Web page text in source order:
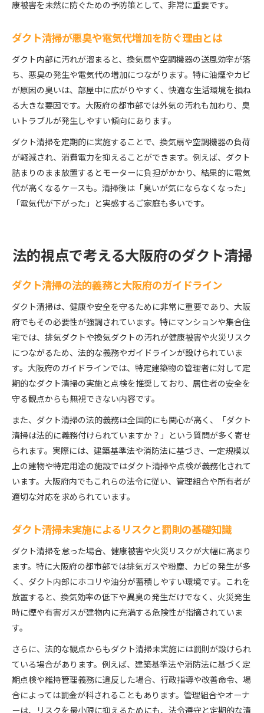
康被害を未然に防ぐための予防策として、非常に重要です。
ダクト清掃が悪臭や電気代増加を防ぐ理由とは
ダクト内部に汚れが溜まると、換気扇や空調機器の送風効率が落
ち、悪臭の発生や電気代の増加につながります。特に油煙やカビ
が原因の臭いは、部屋中に広がりやすく、快適な生活環境を損ね
る大きな要因です。大阪府の都市部では外気の汚れも加わり、臭
いトラブルが発生しやすい傾向にあります。
ダクト清掃を定期的に実施することで、換気扇や空調機器の負荷
が軽減され、消費電力を抑えることができます。例えば、ダクト
詰まりのまま放置するとモーターに負担がかかり、結果的に電気
代が高くなるケースも。清掃後は「臭いが気にならなくなった」
「電気代が下がった」と実感するご家庭も多いです。
法的視点で考える大阪府のダクト清掃
ダクト清掃の法的義務と大阪府のガイドライン
ダクト清掃は、健康や安全を守るために非常に重要であり、大阪
府でもその必要性が強調されています。特にマンションや集合住
宅では、排気ダクトや換気ダクトの汚れが健康被害や火災リスク
につながるため、法的な義務やガイドラインが設けられていま
す。大阪府のガイドラインでは、特定建築物の管理者に対して定
期的なダクト清掃の実施と点検を推奨しており、居住者の安全を
守る観点からも無視できない内容です。
また、ダクト清掃の法的義務は全国的にも関心が高く、「ダクト
清掃は法的に義務付けられていますか？」という質問が多く寄せ
られます。実際には、建築基準法や消防法に基づき、一定規模以
上の建物や特定用途の施設ではダクト清掃や点検が義務化されて
います。大阪府内でもこれらの法令に従い、管理組合や所有者が
適切な対応を求められています。
ダクト清掃未実施によるリスクと罰則の基礎知識
ダクト清掃を怠った場合、健康被害や火災リスクが大幅に高まり
ます。特に大阪府の都市部では排気ガスや粉塵、カビの発生が多
く、ダクト内部にホコリや油分が蓄積しやすい環境です。これを
放置すると、換気効率の低下や異臭の発生だけでなく、火災発生
時に煙や有害ガスが建物内に充満する危険性が指摘されていま
す。
さらに、法的な観点からもダクト清掃未実施には罰則が設けられ
ている場合があります。例えば、建築基準法や消防法に基づく定
期点検や維持管理義務に違反した場合、行政指導や改善命令、場
合によっては罰金が科されることもあります。管理組合やオーナ
ーは、リスクを最小限に抑えるためにも、法令遵守と定期的な清